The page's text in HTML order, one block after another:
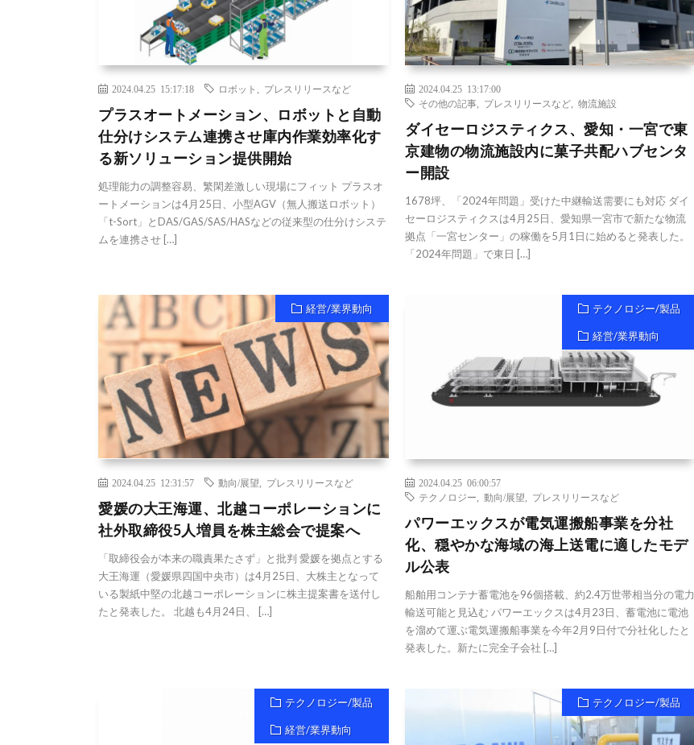
2024.04.25 15:17:18 ロボット プレスリリースなど
プラスオートメーション、ロボットと自動
仕分けシステム連携させ庫内作業効率化す
る新ソリューション提供開始
処理能力の調整容易、繁閑差激しい現場にフィット プラスオ
ートメーションは4月25日、小型AGV（無人搬送ロボット）
「t-Sort」とDAS/GAS/SAS/HASなどの従来型の仕分けシステ
ムを連携させ […]
2024.04.25 13:17:00
その他の記事
プレスリリースなど ,物流施設
ダイセーロジスティクス、愛知・一宮で東
京建物の物流施設内に菓子共配ハブセンタ
ー開設
1678坪、「2024年問題」受けた中継輸送需要にも対応 ダイ
セーロジスティクスは4月25日、愛知県一宮市で新たな物流
拠点「一宮センター」の稼働を5月1日に始めると発表した。
「2024年問題」で東日 […]
経営/業界動向
2024.04.25 12:31:57 動向/展望 プレスリリースなど
愛媛の大王海運、北越コーポレーションに
社外取締役5人増員を株主総会で提案へ
「取締役会が本来の職責果たさず」と批判 愛媛を拠点とする
大王海運（愛媛県四国中央市）は4月25日、大株主となって
いる製紙中堅の北越コーポレーションに株主提案書を送付し
たと発表した。 北越も4月24日、 […]
テクノロジー/製品
経営/業界動向
2024.04.25 06:00:57
テクノロジー
,動向/展望 プレスリリースなど
パワーエックスが電気運搬船事業を分社
化、穏やかな海域の海上送電に適したモデ
ル公表
船舶用コンテナ蓄電池を96個搭載、約2.4万世帯相当分の電力
輸送可能と見込む パワーエックスは4月23日、蓄電池に電池
を溜めて運ぶ電気運搬船事業を今年2月9日付で分社化したと
発表した。新たに完全子会社 […]
テクノロジー/製品
経営/業界動向
テクノロジー/製品